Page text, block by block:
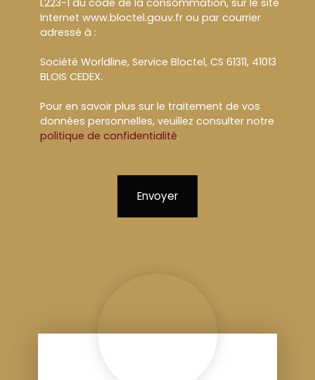
L223-1 du code de la consommation, sur le site
Internet www.bloctel.gouv.fr ou par courrier
adressé à :
Société Worldline, Service Bloctel, CS 61311, 41013
BLOIS CEDEX.
Pour en savoir plus sur le traitement de vos
données personnelles, veuillez consulter notre
politique de confidentialité.
Envoyer